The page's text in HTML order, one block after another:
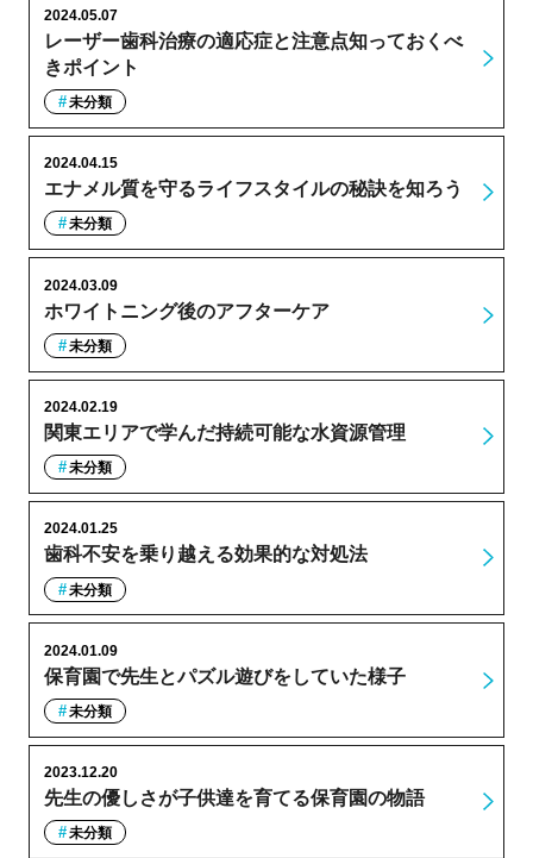
レーザー歯科治療の適応症と注意点知っておくべ
きポイント
2024.05.07
未分類
エナメル質を守るライフスタイルの秘訣を知ろう
2024.04.15
未分類
ホワイトニング後のアフターケア
2024.03.09
未分類
関東エリアで学んだ持続可能な水資源管理
2024.02.19
未分類
歯科不安を乗り越える効果的な対処法
2024.01.25
未分類
保育園で先生とパズル遊びをしていた様子
2024.01.09
未分類
先生の優しさが子供達を育てる保育園の物語
2023.12.20
未分類